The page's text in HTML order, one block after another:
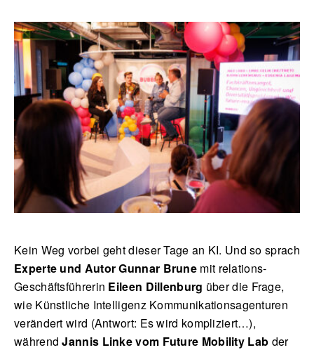
Kein Weg vorbei geht dieser Tage an KI. Und so sprach
Experte und Autor Gunnar Brune mit relations-
Geschäftsführerin Eileen Dillenburg über die Frage,
wie Künstliche Intelligenz Kommunikationsagenturen
verändert wird (Antwort: Es wird kompliziert…),
währendJannis Linke vom Future Mobility Lab der